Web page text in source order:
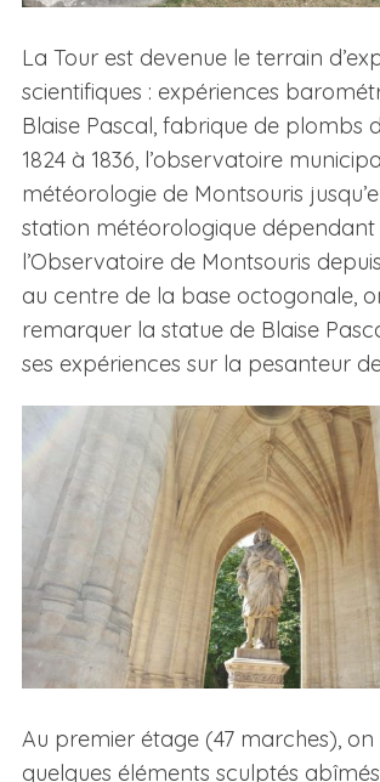
La Tour est devenue le terrain
scientifiques : expériences
Blaise Pascal, fabrique de plombs
1824 à 1836, l’observatoire
météorologie de Montsouris
station météorologique dépendant
l’Observatoire de Montsouris
au centre de la base octogonale,
remarquer la statue de Blaise
ses expériences sur la pesanteur de
Au premier étage (47 marches),
quelques éléments sculptés